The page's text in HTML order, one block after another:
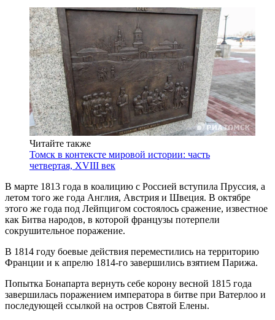
Читайте также
Томск в контексте мировой истории: часть
четвертая, XVIII век
В марте 1813 года в коалицию с Россией вступила Пруссия, а
летом того же года Англия, Австрия и Швеция. В октябре
этого же года под Лейпцигом состоялось сражение, известное
как Битва народов, в которой французы потерпели
сокрушительное поражение.
В 1814 году боевые действия переместились на территорию
Франции и к апрелю 1814-го завершились взятием Парижа.
Попытка Бонапарта вернуть себе корону весной 1815 года
завершилась поражением императора в битве при Ватерлоо и
последующей ссылкой на остров Святой Елены.